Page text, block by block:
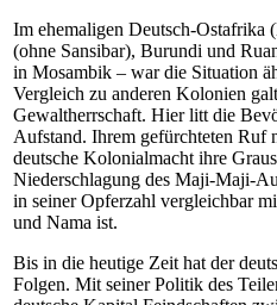
Im ehemaligen Deutsch-Ostafrika
(ohne Sansibar), Burundi und
in Mosambik – war die Situation
Vergleich zu anderen Kolonien
Gewaltherrschaft. Hier litt die
Aufstand. Ihrem gefürchteten Ruf
deutsche Kolonialmacht ihre
Niederschlagung des Maji-Maji-
in seiner Opferzahl vergleichbar
und Nama ist.
Bis in die heutige Zeit hat der
Folgen. Mit seiner Politik des